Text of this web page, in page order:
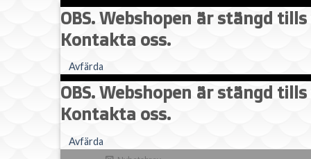
OBS. Webshopen är stängd
Kontakta oss.
Avfärda
OBS. Webshopen är stängd
Kontakta oss.
Avfärda
to